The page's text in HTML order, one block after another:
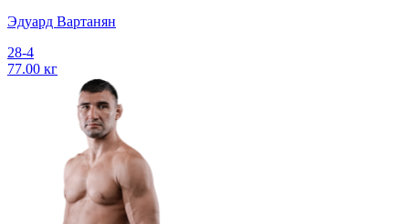
Эдуард Вартанян
28-4
77.00 кг